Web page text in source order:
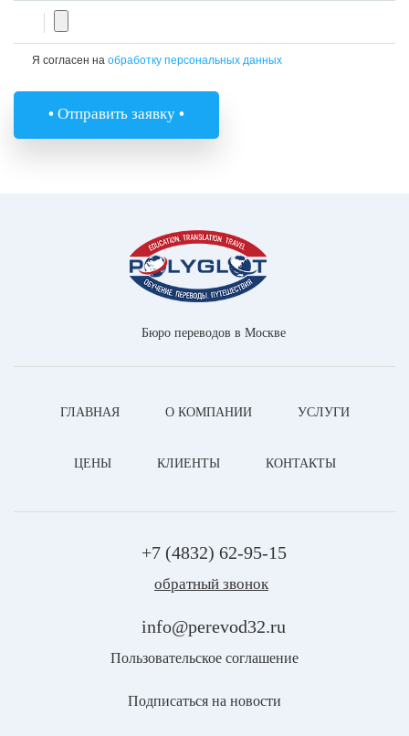
Я согласен на обработку персональных данных
• Отправить заявку •
Бюро переводов в Москве
ГЛАВНАЯ О КОМПАНИИ УСЛУГИ
ЦЕНЫ КЛИЕНТЫ КОНТАКТЫ
+7 (4832) 62-95-15
обратный звонок
info@perevod32.ru
Пользовательское соглашение
Подписаться на новости